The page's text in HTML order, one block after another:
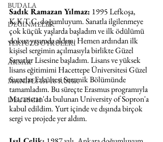
BUDALA
DEĞİNMELER
YERYÜZÜ ÖYKÜLERİ
AKSAK
MANIFESTA 16 RUHR
DEUTSCH
Sadık Ramazan Yılmaz: 1995 Lefkoşa,
K.K.T.C. doğumluyum. Sanatla ilgilenmeye
çok küçük yaşlarda başladım ve ilk ödülümü
dokuz yaşımda aldım. Hemen ardından ilk
kişisel sergimin açılmasıyla birlikte Güzel
Sanatlar Lisesine başladım. Lisans ve yüksek
lisans eğitimimi Hacettepe Üniversitesi Güzel
Sanatlar Fakültesi Seramik Bölümünde
tamamladım. Bu süreçte Erasmus programıyla
Macaristan'da bulunan University of Sopron'a
kabul edildim. Yurt içinde ve dışında birçok
sergi ve projede yer aldım.